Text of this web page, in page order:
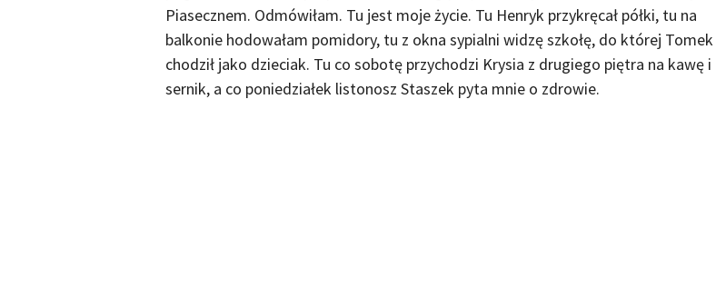
Piasecznem. Odmówiłam. Tu jest moje życie. Tu Henryk przykręcał półki, tu na
balkonie hodowałam pomidory, tu z okna sypialni widzę szkołę, do której Tomek
chodził jako dzieciak. Tu co sobotę przychodzi Krysia z drugiego piętra na kawę i
sernik, a co poniedziałek listonosz Staszek pyta mnie o zdrowie.